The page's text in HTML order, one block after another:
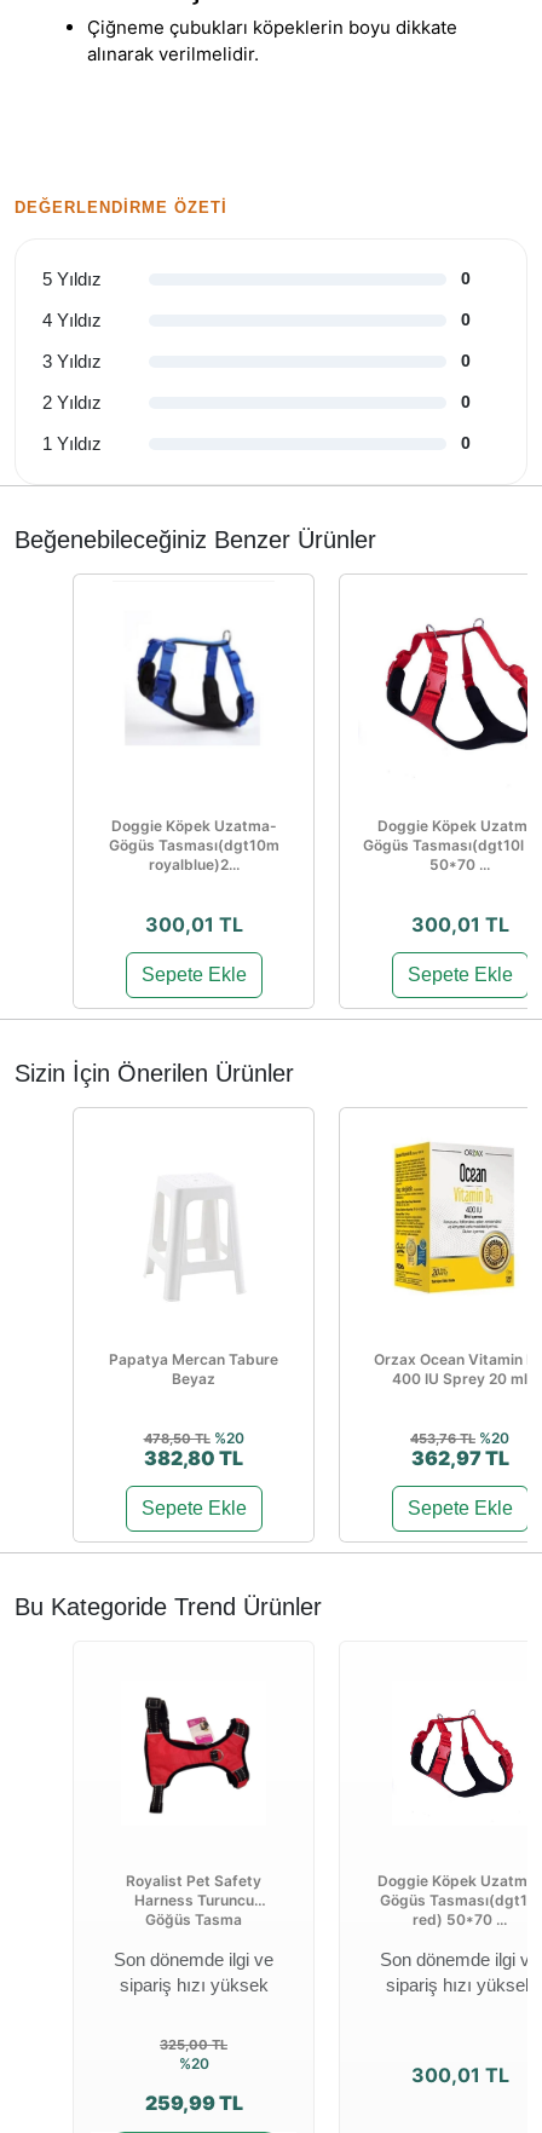
Çiğneme çubukları köpeklerin boyu dikkate
alınarak verilmelidir.
DEĞERLENDIRME ÖZETI
5 Yıldız 0
4 Yıldız 0
3 Yıldız 0
2 Yıldız 0
1 Yıldız 0
Beğenebileceğiniz Benzer Ürünler
Doggie Köpek Uzatma-
Gögüs Tasması(dgt10m
royalblue)2...
300,01 TL
Sepete Ekle
Doggie Köpek Uzatma-
Gögüs Tasması(dgt10l
50*70 ...
300,01 TL
Sepete Ekle
Sizin İçin Önerilen Ürünler
Papatya Mercan Tabure
Beyaz
478,50 TL %20
382,80 TL
Sepete Ekle
Orzax Ocean Vitamin
400 IU Sprey 20 ml
453,76 TL %20
362,97 TL
Sepete Ekle
Bu Kategoride Trend Ürünler
Royalist Pet Safety
Harness Turuncu
Göğüs Tasma
Son dönemde ilgi ve
sipariş hızı yüksek
325,00 TL
%20
259,99 TL
Doggie Köpek Uzatma-
Gögüs Tasması(dgt10l
red) 50*70 ...
Son dönemde ilgi ve
sipariş hızı yüksek
300,01 TL